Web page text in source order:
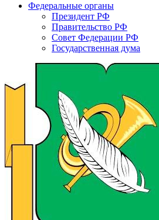
Федеральные органы
Президент РФ
Правительство РФ
Совет Федерации РФ
Государственная дума